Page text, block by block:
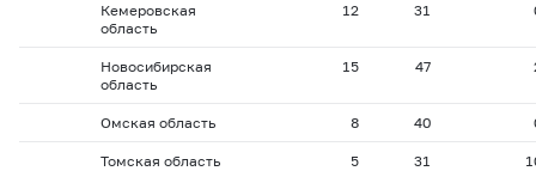
Кемеровская
область
12 31
Новосибирская
область
15 47
Омская область 8 40
Томская область 5 31